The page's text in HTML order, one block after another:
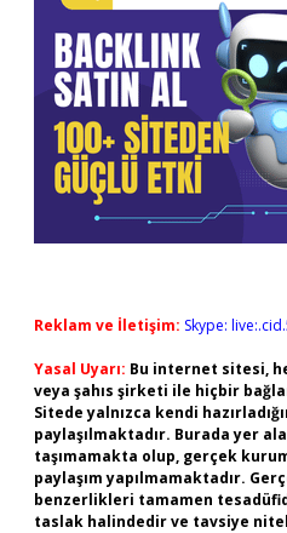
Reklam ve İletişim: Skype:
Yasal Uyarı: Bu internet sitesi,
veya şahıs şirketi ile hiçbir
Sitede yalnızca kendi
paylaşılmaktadır. Burada yer
taşımamakta olup, gerçek
paylaşım yapılmamaktadır.
benzerlikleri tamamen
taslak halindedir ve tavsiye